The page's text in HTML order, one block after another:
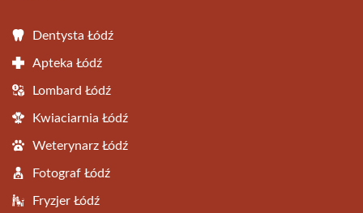
Dentysta Łódź
Apteka Łódź
Lombard Łódź
Kwiaciarnia Łódź
Weterynarz Łódź
Fotograf Łódź
Fryzjer Łódź